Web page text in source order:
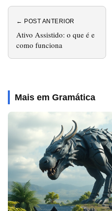
← POST ANTERIOR
Ativo Assistido: o que é e
como funciona
Mais em Gramática